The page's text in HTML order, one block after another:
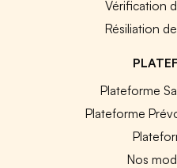
Vérification
Résiliation
Plateforme
Plateforme
Nos